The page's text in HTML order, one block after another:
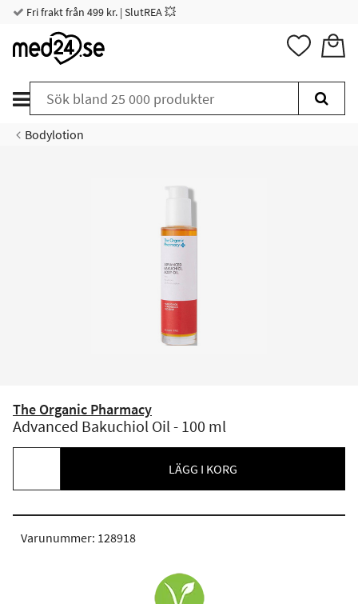
Fri frakt från 499 kr. | SlutREA 💥
Bodylotion
The Organic Pharmacy
Advanced Bakuchiol Oil - 100 ml
LÄGG I KORG
Varunummer: 128918